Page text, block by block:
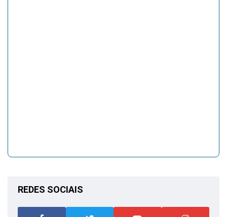
REDES SOCIAIS